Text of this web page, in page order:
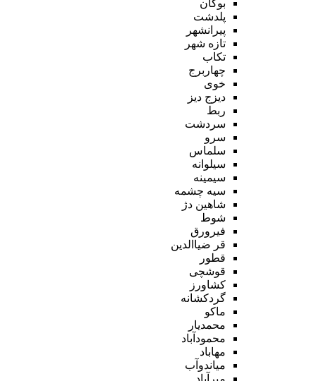
بوکان
پلدشت
پیرانشهر
تازه شهر
تکاب
چهاربرج
خوی
دیزج دیز
ربط
سردشت
سرو
سلماس
سیلوانه
سیمینه
سیه چشمه
شاهین دژ
شوط
فیرورق
قر ضیاالدین
قطور
قوشچی
کشاورز
گردکشانه
ماکو
محمدیار
محمودآباد
مهاباد
میاندوآب
میرآباد